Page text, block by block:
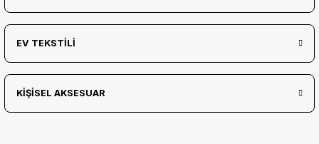
EV TEKSTİLİ
KİŞİSEL AKSESUAR